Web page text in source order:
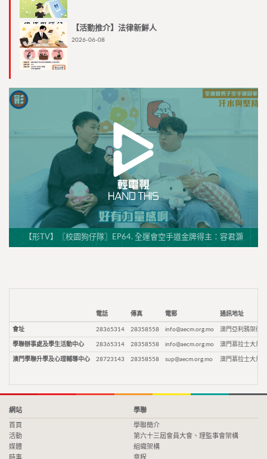
【活動推介】法律新鮮人
2026-06-08
【形TV】〖校園狗仔隊〗EP64. 全運會空手道金牌得主：容君灝
電話 傳真 電郵 通訊地址
會址 28365314 28358558 info@aecm.org.mo 澳門亞利鴉架街9
學聯辦事處及學生活動中心 28365314 28358558 info@aecm.org.mo 澳門慕拉士大馬
澳門學聯升學及心理輔導中心 28723143 28358558 sup@aecm.org.mo 澳門慕拉士大馬
網站
首頁
活動
媒體
時事
學聯
學聯簡介
第六十三屆會員大會、理監事會架構
組織架構
章程